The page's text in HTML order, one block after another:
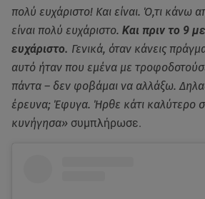
πολύ ευχάριστο! Και είναι. Ό,τι κάνω
είναι πολύ ευχάριστο. Και πριν το 9
ευχάριστο. Γενικά, όταν κάνεις
αυτό ήταν που εμένα με
πάντα – δεν φοβάμαι να αλλάξω.
έρευνα; Έφυγα. Ήρθε κάτι καλύτερο
κυνήγησα» συμπλήρωσε.